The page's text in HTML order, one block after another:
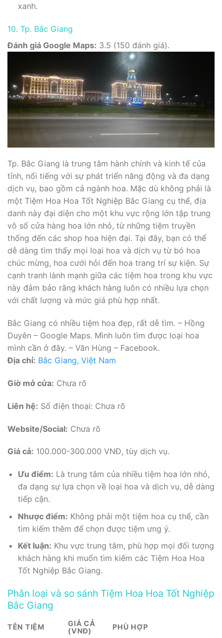
xanh.
10. Tp. Bắc Giang
Đánh giá Google Maps: 3.5 (150 đánh giá).
Tp. Bắc Giang là trung tâm hành chính và kinh tế của
tỉnh, nổi tiếng với sự phát triển năng động và đa dạng
dịch vụ, bao gồm cả ngành hoa. Mặc dù không phải là
một Tiệm Hoa Hoa Tốt Nghiệp Bắc Giang cụ thể, địa
danh này đại diện cho một khu vực rộng lớn tập trung
vô số cửa hàng hoa lớn nhỏ, từ những tiệm truyền
thống đến các shop hoa hiện đại. Tại đây, bạn có thể
dễ dàng tìm thấy mọi loại hoa và dịch vụ từ bó hoa
chúc mừng, hoa cưới hỏi đến hoa trang trí sự kiện. Sự
cạnh tranh lành mạnh giữa các tiệm hoa trong khu vực
này đảm bảo rằng khách hàng luôn có nhiều lựa chọn
với chất lượng và mức giá phù hợp nhất.
Bắc Giang có nhiều tiệm hoa đẹp, rất dễ tìm. – Hồng
Duyên – Google Maps. Mình luôn tìm được loại hoa
mình cần ở đây. – Văn Hùng – Facebook.
Địa chỉ: Bắc Giang, Việt Nam
Giờ mở cửa: Chưa rõ
Liên hệ: Số điện thoại: Chưa rõ
Website/Social: Chưa rõ
Giá cả: 100.000-300.000 VNĐ, tùy dịch vụ.
Ưu điểm: Là trung tâm của nhiều tiệm hoa lớn nhỏ,
đa dạng sự lựa chọn về loại hoa và dịch vụ, dễ dàng
tiếp cận.
Nhược điểm: Không phải một tiệm hoa cụ thể, cần
tìm kiếm thêm để chọn được tiệm ưng ý.
Kết luận: Khu vực trung tâm, phù hợp mọi đối tượng
khách hàng khi muốn tìm kiếm các Tiệm Hoa Hoa
Tốt Nghiệp Bắc Giang.
Phân loại và so sánh Tiệm Hoa Hoa Tốt Nghiệp
Bắc Giang
TÊN TIỆM
GIÁ CẢ
(VNĐ)
PHÙ HỢP